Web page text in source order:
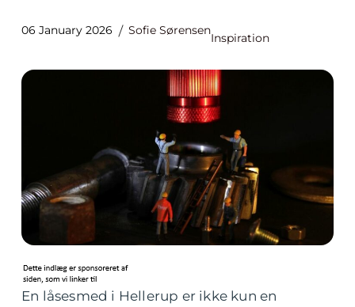
06 January 2026 Sofie Sørensen
Inspiration
En låsesmed i Hellerup er ikke kun en